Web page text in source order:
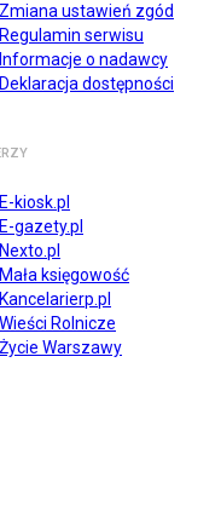
Zmiana ustawień zgód
Regulamin serwisu
Informacje o nadawcy
Deklaracja dostępności
E-kiosk.pl
E-gazety.pl
Nexto.pl
Mała księgowość
Kancelarierp.pl
Wieści Rolnicze
Życie Warszawy